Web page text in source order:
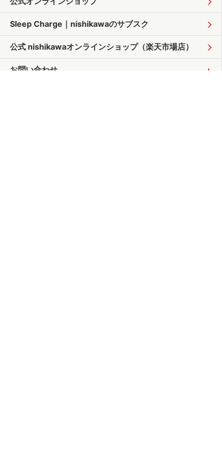
Sleep Charge｜ nishikawaのサブスク
公式 nishikawaオンラインショップ（楽天市場店）
お問い合わせ